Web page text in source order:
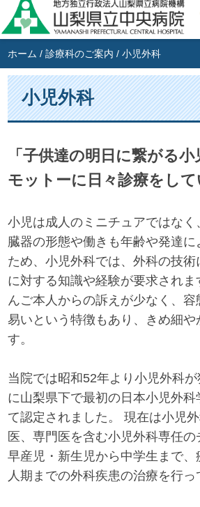
ホーム /診療科のご案内 /小児外科
小児外科
「子供達の明日に繋がる
モットーに日々診療をして
小児は成人のミニチュアではな
臓器の形態や働きも年齢や発達に
ため、小児外科では、外科の技術
に対する知識や経験が要求されま
んご本人からの訴えが少なく、容
易いという特徴もあり、きめ細
す。
当院では昭和52年より小児外科
に山梨県下で最初の日本小児外科
て認定されました。 現在は小児
医、専門医を含む小児外科専任の
早産児・新生児から中学生まで
人期までの外科疾患の治療を行っ